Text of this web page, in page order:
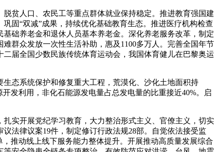
贫人口、农民工等重点群体就业保持稳定。推进教育强国建
固“双减”成果，持续优化基础教育生态。推进医疗机构检查
础养老金和退休人员基本养老金。深化养老服务改革，制定
群众发放一次性生活补助，惠及1100多万人。完善全国年节
届全国少数民族传统体育运动会，我国体育健儿在巴黎奥运
态系统保护和修复重大工程，荒漠化、沙化土地面积持
发利用，非化石能源发电量占总发电量的比重接近40%。启
实开展党纪学习教育，大力整治形式主义、官僚主义，切实
法律议案19件，制定修订行政法规28部。自觉依法接受监
推动线上线下服务能力整体提升。开展推动高质量发展综合